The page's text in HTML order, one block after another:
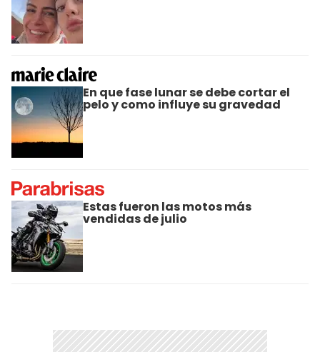
En que fase lunar se debe cortar el
pelo y como influye su gravedad
Estas fueron las motos más
vendidas de julio